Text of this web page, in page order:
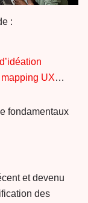
:
mapping UX…
fondamentaux
et devenu
des